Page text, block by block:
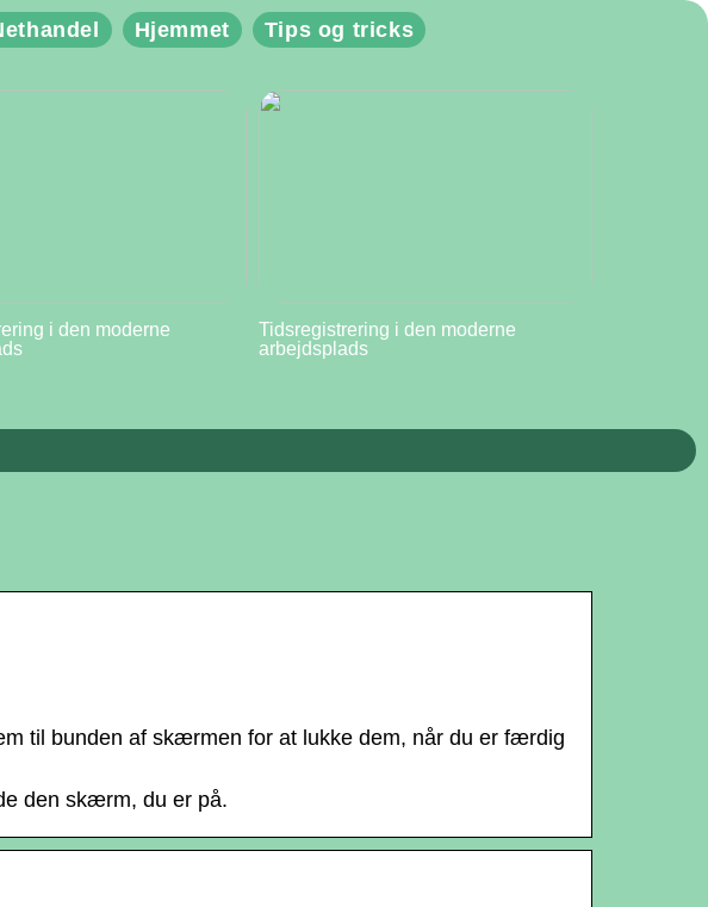
Hjemmet Tips og tricks
i den moderne
Tidsregistrering i den moderne
arbejdsplads
til bunden af skærmen for at lukke dem, når du er færdig
den skærm, du er på.